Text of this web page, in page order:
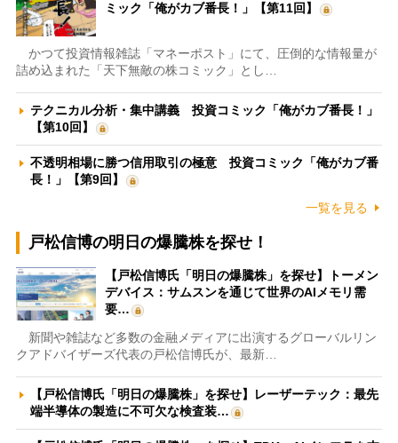
ミック「俺がカブ番長！」【第11回】
かつて投資情報雑誌「マネーポスト」にて、圧倒的な情報量が
詰め込まれた「天下無敵の株コミック」とし…
テクニカル分析・集中講義 投資コミック「俺がカブ番長！」
【第10回】
不透明相場に勝つ信用取引の極意 投資コミック「俺がカブ番
長！」【第9回】
一覧を見る
戸松信博の明日の爆騰株を探せ！
【戸松信博氏「明日の爆騰株」を探せ】トーメン
デバイス：サムスンを通じて世界のAIメモリ需
要…
新聞や雑誌など多数の金融メディアに出演するグローバルリン
クアドバイザーズ代表の戸松信博氏が、最新…
【戸松信博氏「明日の爆騰株」を探せ】レーザーテック：最先
端半導体の製造に不可欠な検査装…